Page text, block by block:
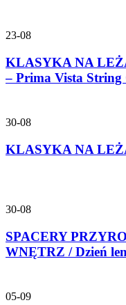
23-08
KLASYKA NA
– Prima Vista String
30-08
KLASYKA NA
30-08
SPACERY
WNĘTRZ / Dzień
05-09